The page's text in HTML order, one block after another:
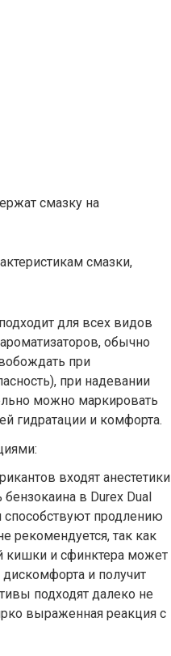
смазку на
смазки,
для всех видов
обычно
при
при надевании
можно маркировать
гидратации и комфорта.
входят анестетики
в Durex Dual
способствуют продлению
рекомендуется, так как
кишки и сфинктера может
и получит
подходят далеко не
выраженная реакция с